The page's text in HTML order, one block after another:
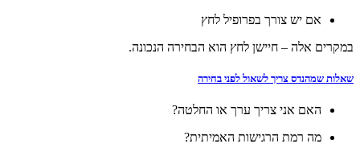
אם יש צורך בפרופיל לחץ
במקרים אלה – חיישן לחץ הוא הבחירה הנכונה.
שאלות שמהנדס צריך לשאול לפני בחירה
האם אני צריך ערך או החלטה?
מה רמת הרגישות האמיתית?